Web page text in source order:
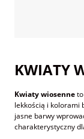
KWIATY
Kwiaty wiosenne
lekkością i kolorami
jasne barwy
charakterystyczny